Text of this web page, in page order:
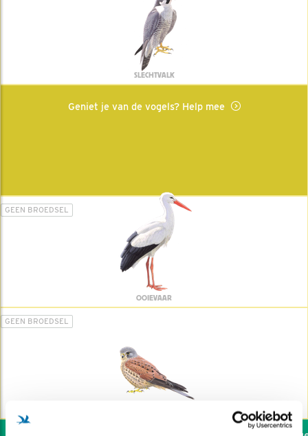
SLECHTVALK
Geniet je van de vogels? Help mee
GEEN BROEDSEL
OOIEVAAR
GEEN BROEDSEL